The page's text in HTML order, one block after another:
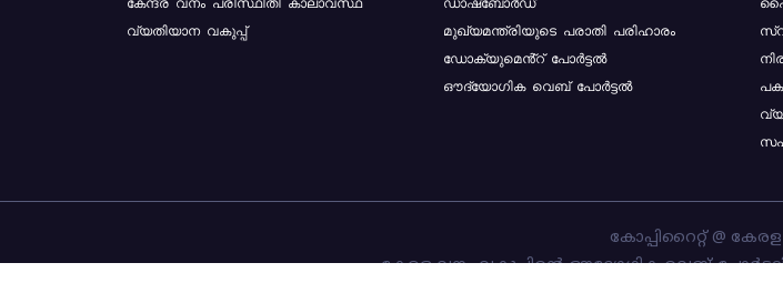
വ്യതിയാന വകുപ്പ് മുഖ്യമന്ത്രിയുടെ പരാതി പരിഹാരം
ഡോക്യുമെൻ്റ് പോർട്ടൽ
ഔദ്യോഗിക വെബ് പോർട്ടൽ
കോപ്പിറൈറ്റ് @
കേരള വനം വകുപ്പിന്റെ ഔദ്യോഗിക വെബ്-